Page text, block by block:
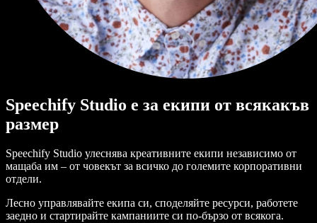
Speechify Studio е за екипи от всякакъв
размер
Speechify Studio улеснява креативните екипи независимо от
мащаба им – от човекът за всичко до големите корпоративни
отдели.
Лесно управлявайте екипа си, споделяйте ресурси, работете
заедно и стартирайте кампаниите си по-бързо от всякога.